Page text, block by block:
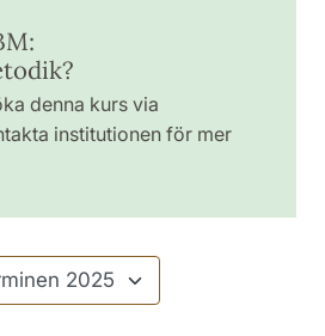
denna kurs via
institutionen för mer